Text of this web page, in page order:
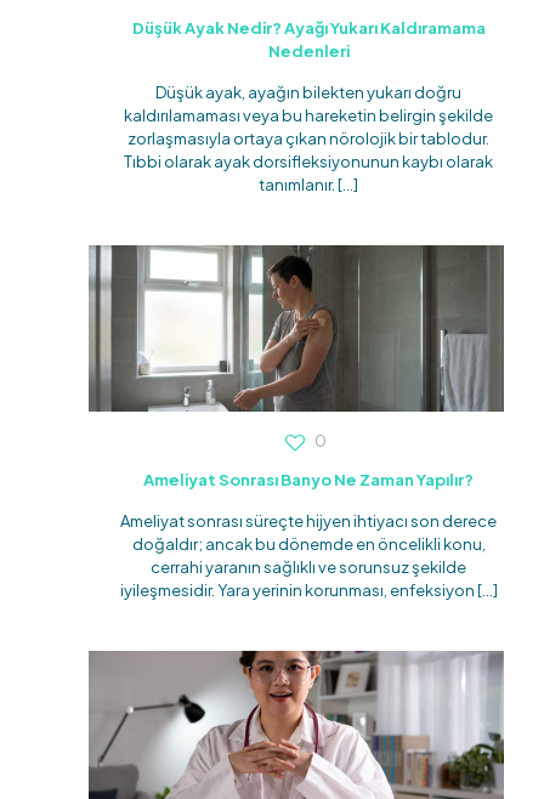
Düşük Ayak Nedir? Ayağı Yukarı Kaldıramama
Nedenleri
Düşük ayak, ayağın bilekten yukarı doğru
kaldırılamaması veya bu hareketin belirgin şekilde
zorlaşmasıyla ortaya çıkan nörolojik bir tablodur.
Tıbbi olarak ayak dorsifleksiyonunun kaybı olarak
tanımlanır.[…]
0
Ameliyat Sonrası Banyo Ne Zaman Yapılır?
Ameliyat sonrası süreçte hijyen ihtiyacı son derece
doğaldır; ancak bu dönemde en öncelikli konu,
cerrahi yaranın sağlıklı ve sorunsuz şekilde
iyileşmesidir. Yara yerinin korunması, enfeksiyon[…]